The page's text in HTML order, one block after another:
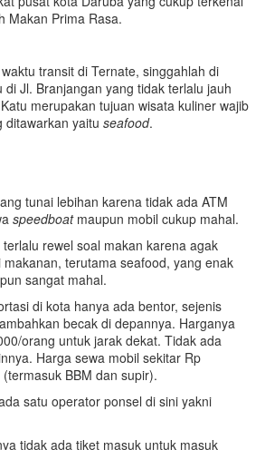
Makan Prima Rasa.
transit di Ternate, singgahlah di
di Jl. Branjangan yang tidak terlalu jauh
merupakan tujuan wisata kuliner wajib
ditawarkan yaitu seafood.
lebihan karena tidak ada ATM
speedboatmaupun mobil cukup mahal.
rewel soal makan karena agak
terutama seafood, yang enak
sangat mahal.
di kota hanya ada bentor, sejenis
becak di depannya. Harganya
orang untuk jarak dekat. Tidak ada
Harga sewa mobil sekitar Rp
BBM dan supir).
operator ponsel di sini yakni
ada tiket masuk untuk masuk